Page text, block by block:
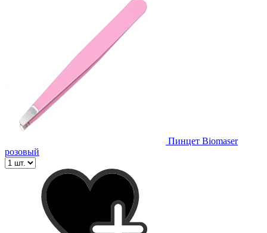
Пинцет Biomaser
розовый